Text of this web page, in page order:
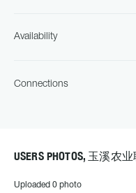
Availability
Connections
USERS PHOTOS, 玉溪农
Uploaded 0 photo